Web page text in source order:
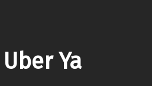
Uber Ya